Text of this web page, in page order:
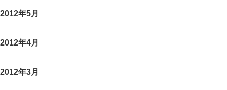
2012年5月
2012年4月
2012年3月